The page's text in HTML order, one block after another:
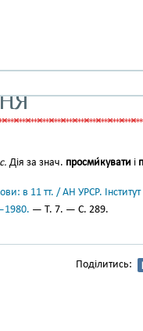
с. Дія за знач. просми́кувати і
в 11 тт. / АН УРСР.
— Т. 7. — С. 289.
Поділитись: